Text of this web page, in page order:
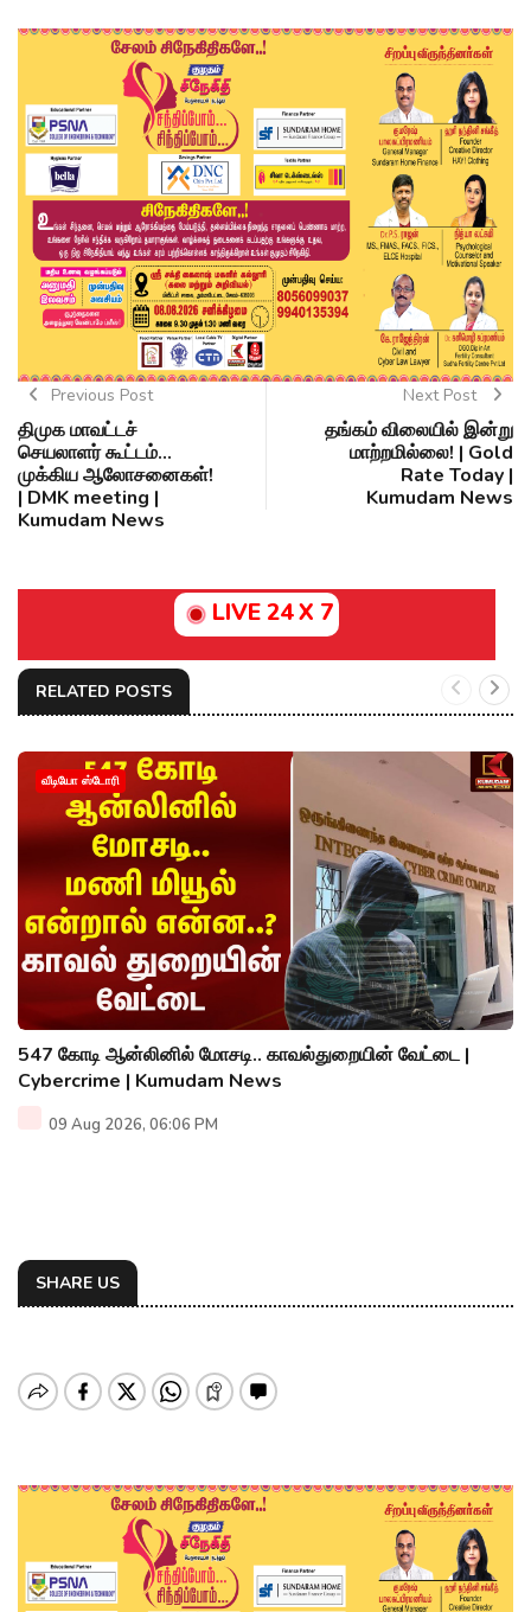
Previous Post
திமுக மாவட்டச்
செயலாளர் கூட்டம்...
முக்கிய ஆலோசனைகள்!
| DMK meeting |
Kumudam News
Next Post
தங்கம் விலையில் இன்று
மாற்றமில்லை! | Gold
Rate Today |
Kumudam News
LIVE 24 X 7
RELATED POSTS
வீடியோ ஸ்டோரி
547 கோடி ஆன்லினில் மோசடி.. காவல்துறையின் வேட்டை |
Cybercrime | Kumudam News
09 Aug 2026, 06:06 PM
SHARE US